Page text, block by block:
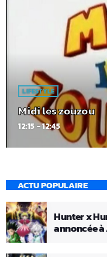
LIFESTYLE
Midi les zouzou
12:15 - 12:45
ACTU POPULAIRE
Hunter x
annoncée